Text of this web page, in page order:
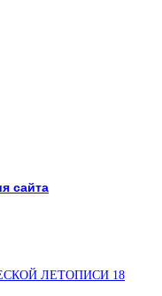
сайта
ЛЕТОПИСИ 18